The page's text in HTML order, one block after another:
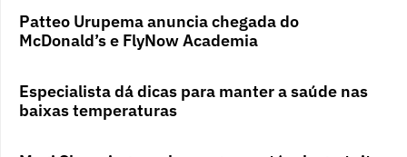
Patteo Urupema anuncia chegada do
McDonald’s e FlyNow Academia
Especialista dá dicas para manter a saúde nas
baixas temperaturas